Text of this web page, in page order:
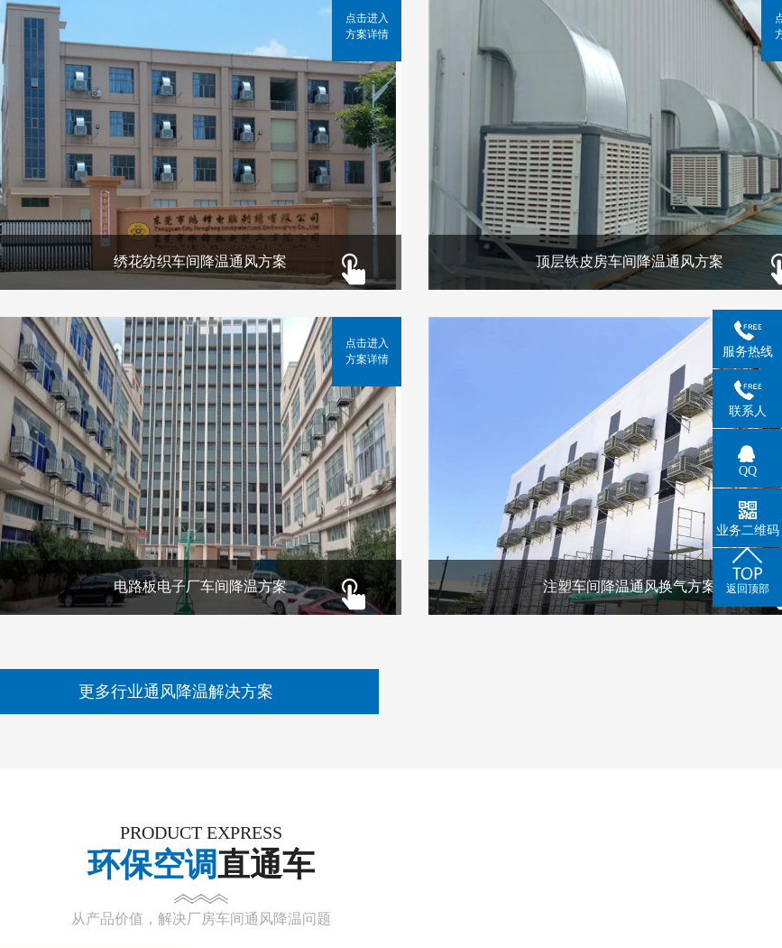
绣花纺织车间降温通风方案
点击进入
方案详情
顶层铁皮房车间降温通风方案
电路板电子厂车间降温方案
点击进入
方案详情
注塑车间降温通风换气方案
更多行业通风降温解决方案
PRODUCT EXPRESS
环保空调直通车
从产品价值，解决厂房车间通风降温问题
服务热线
联系人
QQ
业务二维码
返回顶部